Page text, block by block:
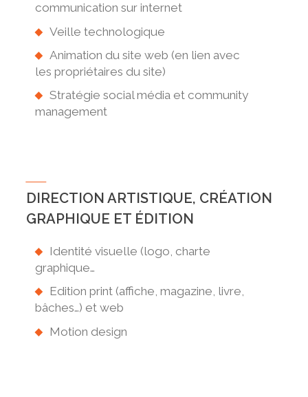
communication sur internet
Veille technologique
Animation du site web (en lien avec
les propriétaires du site)
Stratégie social média et community
management
DIRECTION ARTISTIQUE, CRÉATION
GRAPHIQUE ET ÉDITION
Identité visuelle (logo, charte
graphique…
Edition print (affiche, magazine, livre,
bâches…) et web
Motion design